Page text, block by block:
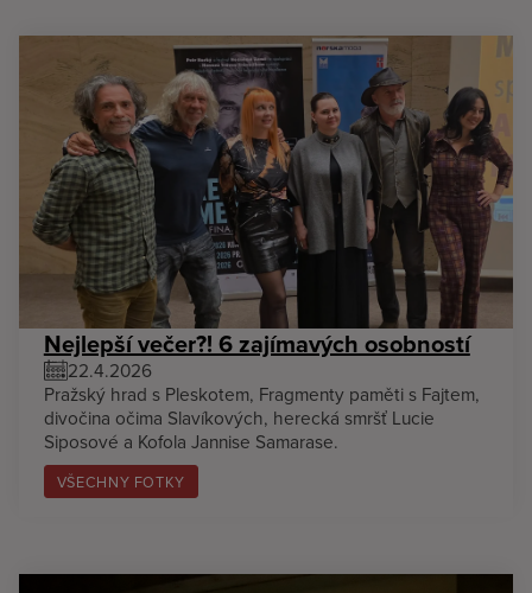
Nejlepší večer?! 6 zajímavých osobností
22.4.2026
Pražský hrad s Pleskotem, Fragmenty paměti s Fajtem,
divočina očima Slavíkových, herecká smršť Lucie
Siposové a Kofola Jannise Samarase.
VŠECHNY FOTKY